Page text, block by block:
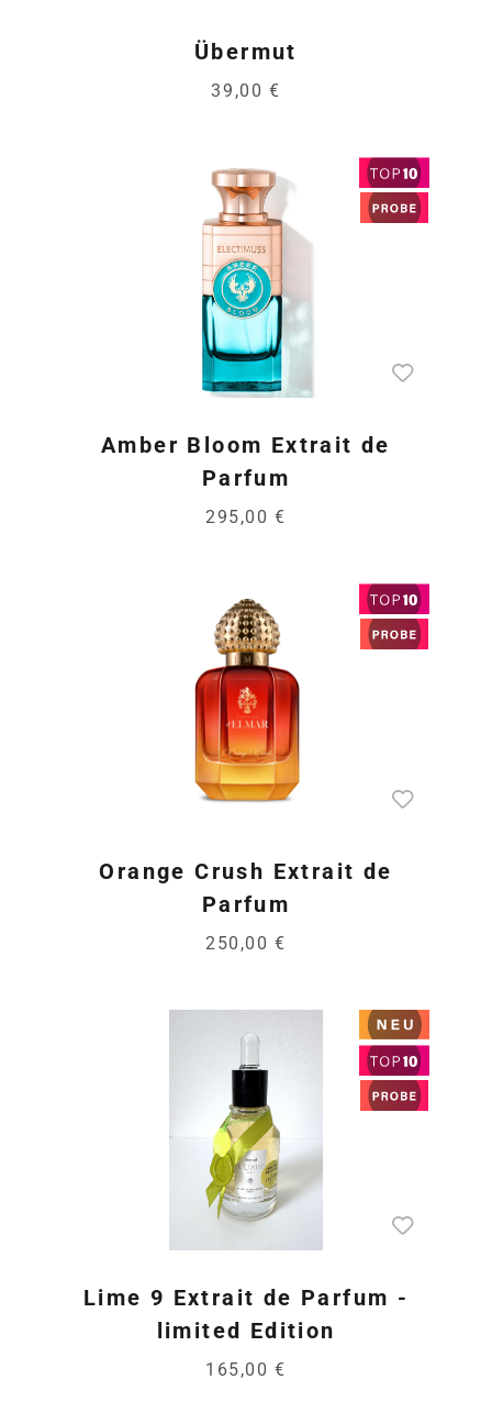
Übermut
39,00 €
Amber Bloom Extrait de
Parfum
295,00 €
Orange Crush Extrait de
Parfum
250,00 €
Lime 9 Extrait de Parfum -
limited Edition
165,00 €